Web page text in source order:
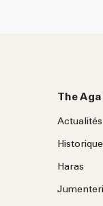
The
Actualités
Historique
Haras